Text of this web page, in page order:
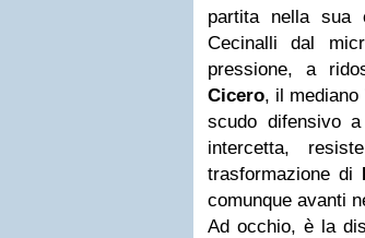
partita nella sua
Cecinalli dal
pressione, a
Cicero, il mediano
scudo difensivo
intercetta,
trasformazione di
comunque avanti
Ad occhio, è la